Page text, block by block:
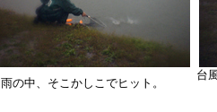
雨の中、そこかしこでヒット。
台